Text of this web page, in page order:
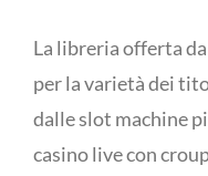
La libreria offerta
per la varietà dei
dalle slot machine
casino live con